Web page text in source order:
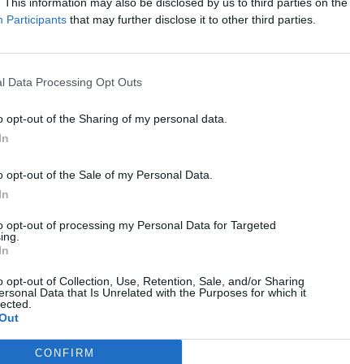
Participants that may further disclose it to other third parties.
Data Processing Opt Outs
opt-out of the Sharing of my personal data.
opt-out of the Sale of my Personal Data.
opt-out of processing my Personal Data for Targeted
opt-out of Collection, Use, Retention, Sale, and/or Sharing
Data that Is Unrelated with the Purposes for which it
CONFIRM
κόρον και στο διαδίκτυο. Του ανοίγει
εικόνα του.
που μπορεί να ανατρέψει τα δεδομένα σε
επιδιώκει, όπως λένε, την ανάδειξη της
μέσα από την διαδοχή στην Ιεραρχία,
είναι ο Χρυσόσοτομος αλλά κάποιος
ηλικία αλλά και ικανότητα για να